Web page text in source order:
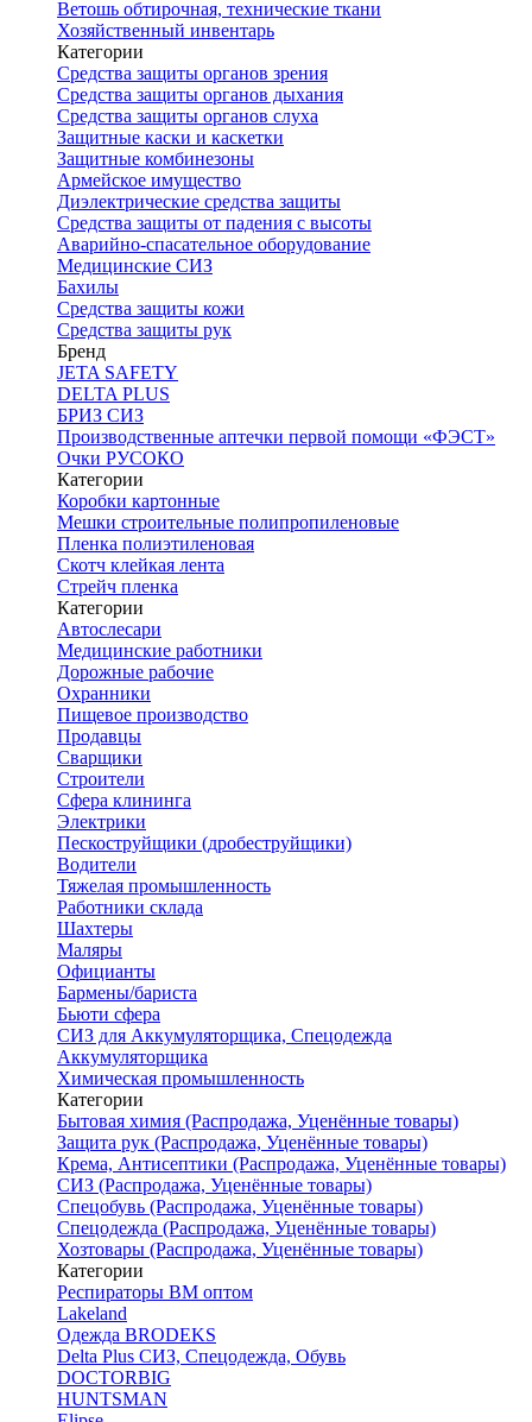
Ветошь обтирочная, технические ткани
Хозяйственный инвентарь
Категории
Средства защиты органов зрения
Средства защиты органов дыхания
Средства защиты органов слуха
Защитные каски и каскетки
Защитные комбинезоны
Армейское имущество
Диэлектрические средства защиты
Средства защиты от падения с высоты
Аварийно-спасательное оборудование
Медицинские СИЗ
Бахилы
Средства защиты кожи
Средства защиты рук
Бренд
JETA SAFETY
DELTA PLUS
БРИЗ СИЗ
Производственные аптечки первой помощи «ФЭСТ»
Очки РУСОКО
Категории
Коробки картонные
Мешки строительные полипропиленовые
Пленка полиэтиленовая
Скотч клейкая лента
Стрейч пленка
Категории
Автослесари
Медицинские работники
Дорожные рабочие
Охранники
Пищевое производство
Продавцы
Сварщики
Строители
Сфера клининга
Электрики
Пескоструйщики (дробеструйщики)
Водители
Тяжелая промышленность
Работники склада
Шахтеры
Маляры
Официанты
Бармены/бариста
Бьюти сфера
СИЗ для Аккумуляторщика, Спецодежда
Аккумуляторщика
Химическая промышленность
Категории
Бытовая химия (Распродажа, Уценённые товары)
Защита рук (Распродажа, Уценённые товары)
Крема, Антисептики (Распродажа, Уценённые товары)
СИЗ (Распродажа, Уценённые товары)
Спецобувь (Распродажа, Уценённые товары)
Спецодежда (Распродажа, Уценённые товары)
Хозтовары (Распродажа, Уценённые товары)
Категории
Респираторы ВМ оптом
Lakeland
Одежда BRODEKS
Delta Plus СИЗ, Спецодежда, Обувь
DOCTORBIG
HUNTSMAN